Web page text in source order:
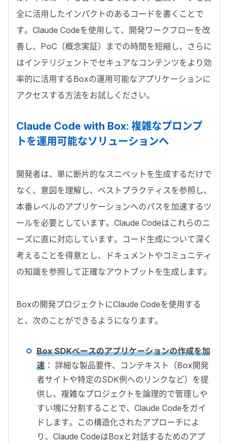
全に活用したインパクトのあるコードを書くことで
す。Claude Codeを使用して、開発ワークフローを改
善し、PoC（概念実証）までの時間を短縮し、さらに
はインテリジェントでセキュアなコンテンツをより効
率的に活用するBoxの運用可能なアプリケーションに
アクセスする方法をお試しください。
Claude Code with Box: 複雑なプロンプ
トを運用可能なソリューションへ
開発者は、単に断片的なスニペットを生成するだけで
なく、意図を理解し、ベストプラクティスを参照し、
本番レベルのアプリケーションへのパスを加速するツ
ールを必要としています。Claude Codeはこれらのニ
ーズに直に対応しています。コード生成について深く
考えることを得意とし、ドキュメントやコミュニティ
の知識を参照して正確なアウトプットを生成します。
Boxの開発プロジェクトにClaude Codeを使用する
と、次のことができるようになります。
Box SDKベースのアプリケーションの作成を加
速 ： 詳細な製品要件、コンテキスト（Box開発
者サイトや特定のSDK例へのリンクなど）を提
供し、複雑なプロジェクトを論理的で管理しや
すい塊に分割することで、Claude Codeをガイ
ドします。この構造化されたアプローチによ
り、Claude CodeはBoxと対話するためのアプ